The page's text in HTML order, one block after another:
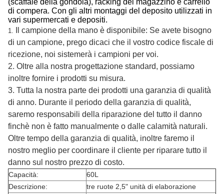
(scaffale della gondola), racking del magazzino e carrello
di compera. Con gli altri montaggi del deposito utilizzati in
vari supermercati e depositi.
1.
Il campione della mano è disponibile: Se avete bisogno
di un campione, prego dicaci che il vostro codice fiscale di
ricezione, noi sistemerà i campioni per voi.
2. Oltre alla nostra progettazione standard, possiamo
inoltre fornire i prodotti su misura.
3. Tutta la nostra parte dei prodotti una garanzia di qualità
di anno. Durante il periodo della garanzia di qualità,
saremo responsabili della riparazione del tutto il danno
finchè non è fatto manualmente o dalle calamità naturali.
Oltre tempo della garanzia di qualità, inoltre faremo il
nostro meglio per coordinare il cliente per riparare tutto il
danno sul nostro prezzo di costo.
Capacità:
60L
Descrizione:
tre ruote 2,5" unità di elaborazione